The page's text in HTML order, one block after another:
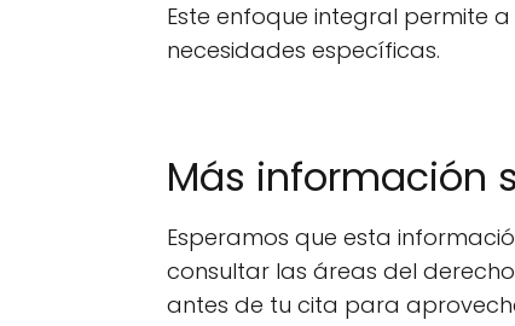
Este enfoque integral permite
necesidades específicas.
Más información
Esperamos que esta
consultar las áreas del
antes de tu cita para